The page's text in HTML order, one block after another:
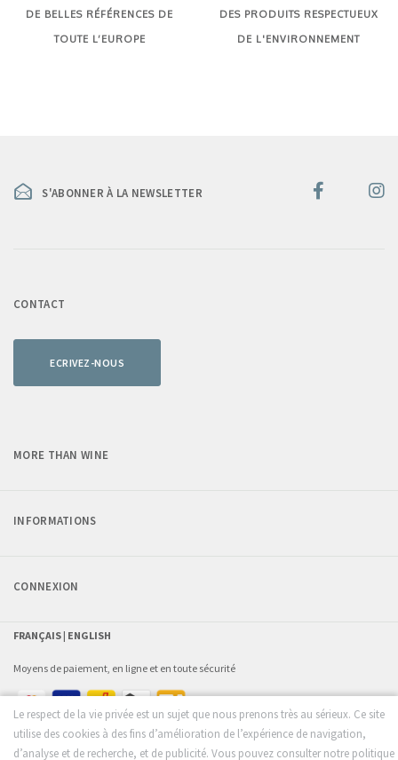
DE BELLES RÉFÉRENCES DE
TOUTE L’EUROPE
DES PRODUITS RESPECTUEUX
DE L'ENVIRONNEMENT
S'ABONNER À LA NEWSLETTER
CONTACT
ECRIVEZ-NOUS
MORE THAN WINE
INFORMATIONS
CONNEXION
FRANÇAIS | ENGLISH
Moyens de paiement, en ligne et en toute sécurité
Le respect de la vie privée est un sujet que nous prenons très au sérieux. Ce site
utilise des cookies à des fins d’amélioration de l’expérience de navigation,
d’analyse et de recherche, et de publicité. Vous pouvez consulter notre politique